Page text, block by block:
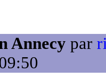
Annecy par